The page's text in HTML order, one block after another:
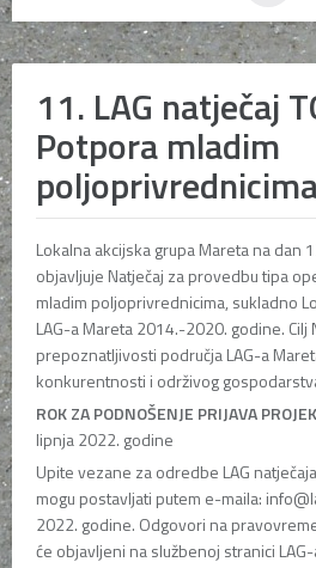
11. LAG natječaj
Potpora mladim
Lokalna akcijska grupa Mareta na dan
objavljuje Natječaj za provedbu tipa
mladim poljoprivrednicima, sukladno
LAG-a Mareta 2014.-2020. godine. Cilj
prepoznatljivosti područja LAG-a
konkurentnosti i održivog
ROK ZA PODNOŠENJE PRIJAVA
lipnja 2022. godine
Upite vezane za odredbe LAG
mogu postavljati putem e-maila:
2022. godine. Odgovori na
će objavljeni na službenoj stranici